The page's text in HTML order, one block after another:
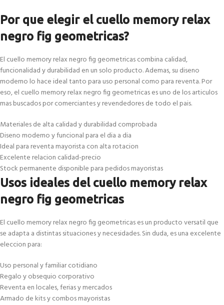
Por que elegir el cuello memory relax
negro fig geometricas?
El cuello memory relax negro fig geometricas combina calidad,
funcionalidad y durabilidad en un solo producto. Ademas, su diseno
moderno lo hace ideal tanto para uso personal como para reventa. Por
eso, el cuello memory relax negro fig geometricas es uno de los articulos
mas buscados por comerciantes y revendedores de todo el pais.
Materiales de alta calidad y durabilidad comprobada
Diseno moderno y funcional para el dia a dia
Ideal para reventa mayorista con alta rotacion
Excelente relacion calidad-precio
Stock permanente disponible para pedidos mayoristas
Usos ideales del cuello memory relax
negro fig geometricas
El cuello memory relax negro fig geometricas es un producto versatil que
se adapta a distintas situaciones y necesidades. Sin duda, es una excelente
eleccion para:
Uso personal y familiar cotidiano
Regalo y obsequio corporativo
Reventa en locales, ferias y mercados
Armado de kits y combos mayoristas